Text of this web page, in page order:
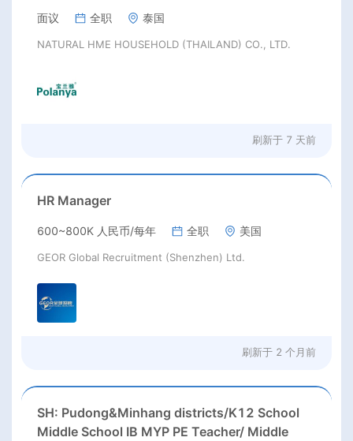
面议 全职 泰国
NATURAL HME HOUSEHOLD (THAILAND) CO., LTD.
刷新于 7 天前
HR Manager
600~800K 人民币/每年 全职 美国
GEOR Global Recruitment (Shenzhen) Ltd.
刷新于 2 个月前
SH: Pudong&Minhang districts/K12 School
Middle School IB MYP PE Teacher/ Middle